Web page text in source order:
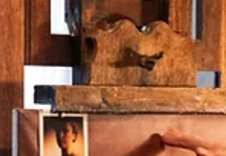
font du bien, sans pour autant tourner le
à la fragilité de nos existences. Car c'est
de cette réalité que Ivy (Bella Ramsey) tente
de s'échapper. Pour l’adolescente de 17